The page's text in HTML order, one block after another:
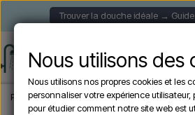
Trouver la douche idéale →
Page d'accueil Douche de Jardin Douches
Nous utilisons des
Nous utilisons nos propres cookies et les
personnaliser votre expérience
pour étudier comment notre site web est